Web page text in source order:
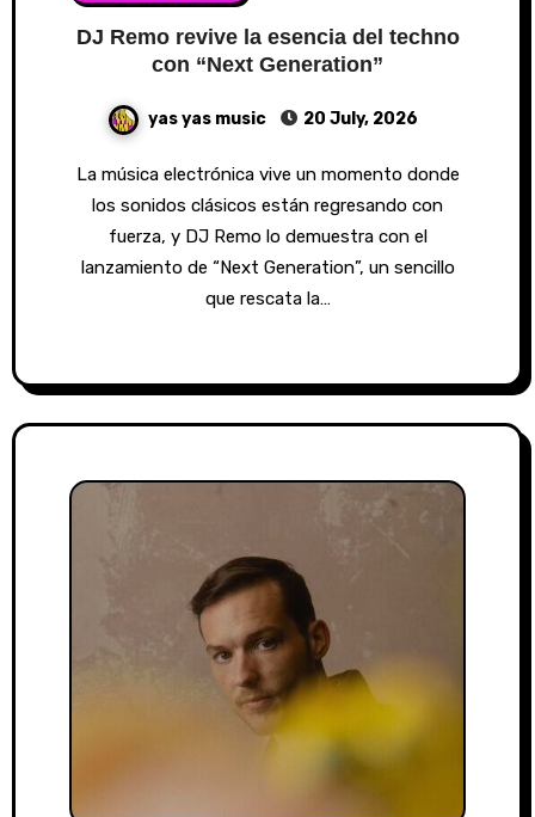
DJ Remo revive la esencia del techno
con “Next Generation”
yas yas music 20 July, 2026
La música electrónica vive un momento donde
los sonidos clásicos están regresando con
fuerza, y DJ Remo lo demuestra con el
lanzamiento de “Next Generation”, un sencillo
que rescata la…